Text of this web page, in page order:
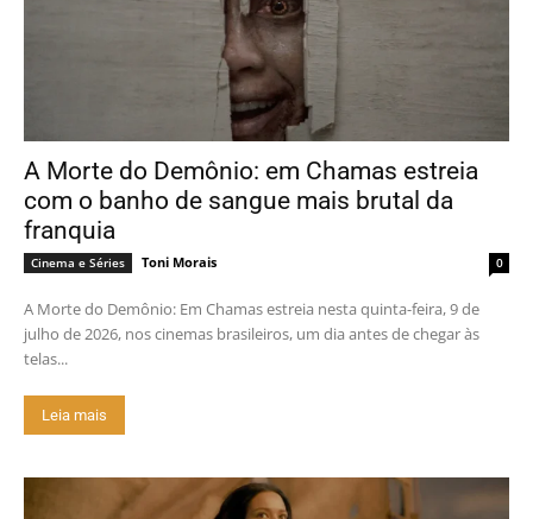
A Morte do Demônio: em Chamas estreia
com o banho de sangue mais brutal da
franquia
Cinema e Séries Toni Morais 0
A Morte do Demônio: Em Chamas estreia nesta quinta-feira, 9 de
julho de 2026, nos cinemas brasileiros, um dia antes de chegar às
telas...
Leia mais